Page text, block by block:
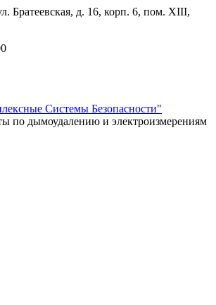
Братеевская, д. 16, корп. 6, пом. XIII,
Системы Безопасности"
по дымоудалению и электроизмерениям